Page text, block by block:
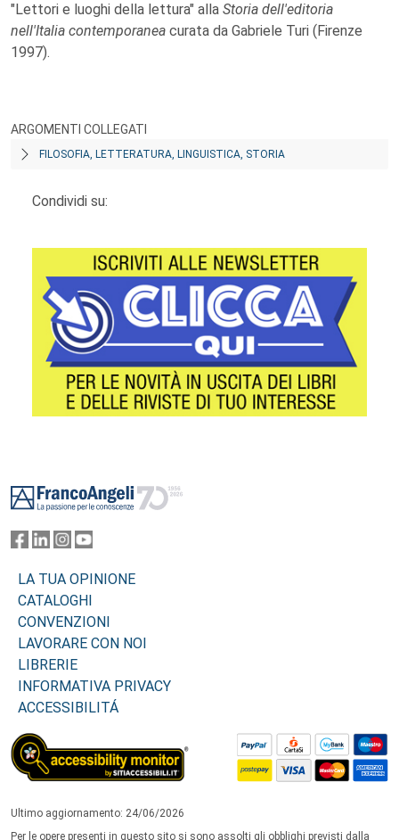
"Lettori e luoghi della lettura" alla Storia dell'editoria
nell'Italia contemporanea curata da Gabriele Turi (Firenze
1997).
ARGOMENTI COLLEGATI
FILOSOFIA, LETTERATURA, LINGUISTICA, STORIA
Condividi su:
LA TUA OPINIONE
CATALOGHI
CONVENZIONI
LAVORARE CON NOI
LIBRERIE
INFORMATIVA PRIVACY
ACCESSIBILITÁ
Ultimo aggiornamento: 24/06/2026
Per le opere presenti in questo sito si sono assolti gli obblighi previsti dalla